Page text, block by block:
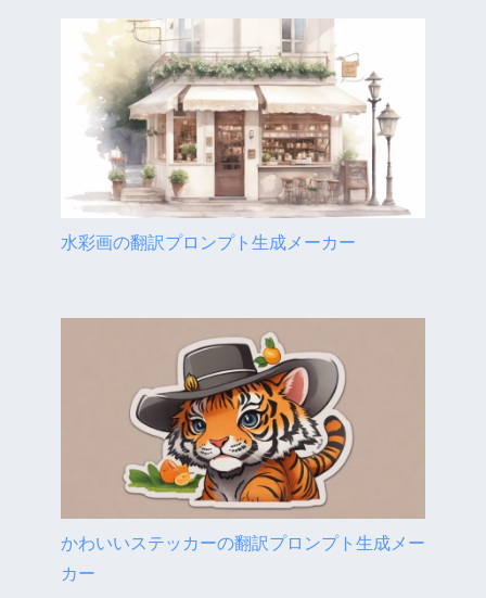
水彩画の翻訳プロンプト生成メーカー
かわいいステッカーの翻訳プロンプト生成メー
カー